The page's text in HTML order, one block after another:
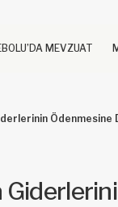
MEVZUAT
Ödenmesine